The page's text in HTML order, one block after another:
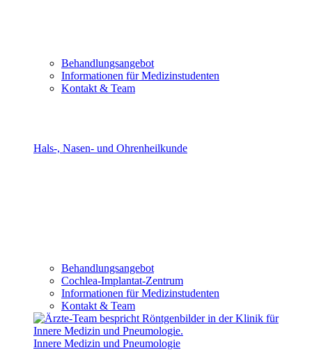
Behandlungsangebot
Informationen für Medizinstudenten
Kontakt & Team
Hals-, Nasen- und Ohrenheilkunde
Behandlungsangebot
Cochlea-Implantat-Zentrum
Informationen für Medizinstudenten
Kontakt & Team
Innere Medizin und Pneumologie